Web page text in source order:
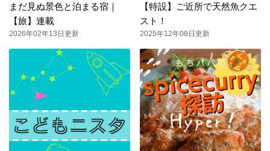
まだ見ぬ景色と泊まる宿｜
【旅】連載
2026年02年13日更新
【特設】ご近所で天然魚クエ
スト！
2025年12年08日更新